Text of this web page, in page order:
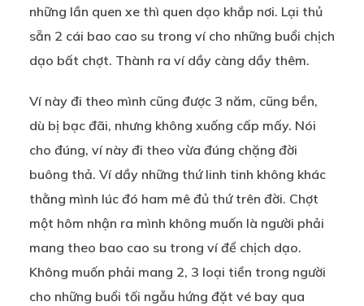
những lần quen xe thì quen dạo khắp nơi. Lại thủ
sẵn 2 cái bao cao su trong ví cho những buổi chịch
dạo bất chợt. Thành ra ví dầy càng dầy thêm.
Ví này đi theo mình cũng được 3 năm, cũng bền,
dù bị bạc đãi, nhưng không xuống cấp mấy. Nói
cho đúng, ví này đi theo vừa đúng chặng đời
buông thả. Ví dầy những thứ linh tinh không khác
thằng mình lúc đó ham mê đủ thứ trên đời. Chợt
một hôm nhận ra mình không muốn là người phải
mang theo bao cao su trong ví để chịch dạo.
Không muốn phải mang 2, 3 loại tiền trong người
cho những buổi tối ngẫu hứng đặt vé bay qua